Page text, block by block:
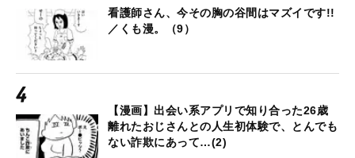
看護師さん、今その胸の谷間はマズイです!!
／くも漫。（9）
【漫画】出会い系アプリで知り合った26歳
離れたおじさんとの人生初体験で、とんでも
ない詐欺にあって…(2)